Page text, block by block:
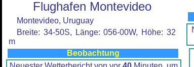
Flughafen Montevideo
Montevideo, Uruguay
Breite: 34-50S, Länge: 056-00W, Höhe: 32
m
Beobachtung